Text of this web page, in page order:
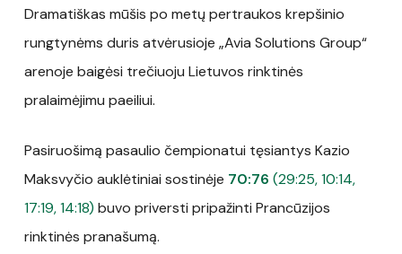
Dramatiškas mūšis po metų pertraukos krepšinio
rungtynėms duris atvėrusioje „Avia Solutions Group“
arenoje baigėsi trečiuoju Lietuvos rinktinės
pralaimėjimu paeiliui.
Pasiruošimą pasaulio čempionatui tęsiantys Kazio
Maksvyčio auklėtiniai sostinėje 70:76 (29:25, 10:14,
17:19, 14:18) buvo priversti pripažinti Prancūzijos
rinktinės pranašumą.